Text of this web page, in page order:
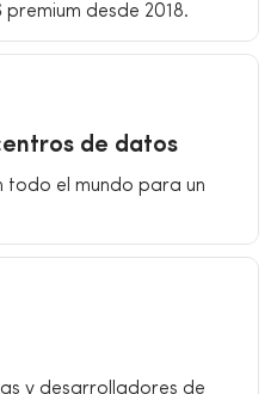
desde 2018.
de datos
todo el mundo para un
y desarrolladores de